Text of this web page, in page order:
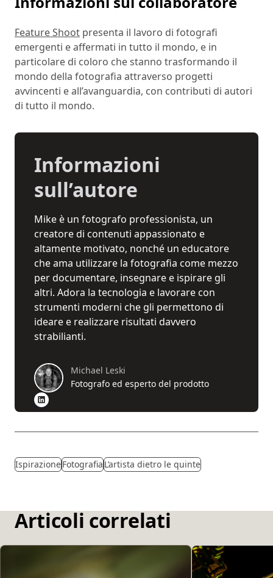
Feature Shoot presenta il lavoro di fotografi
emergenti e affermati in tutto il mondo, e in
particolare di coloro che stanno trasformando il
mondo della fotografia attraverso progetti
avvincenti e all’avanguardia, con contributi di autori
di tutto il mondo.
Informazioni
sull’autore
Mike è un fotografo professionista, un
creatore di contenuti appassionato e
altamente motivato, nonché un educatore
che ama utilizzare la fotografia come mezzo
per documentare, insegnare e ispirare gli
altri. Adora la tecnologia e lavorare con
strumenti moderni che gli permettono di
ideare e realizzare risultati davvero
strabilianti.
Michael Leski
Fotografo ed esperto del prodotto
IspirazioneFotografia L’artista dietro le quinte
Articoli correlati